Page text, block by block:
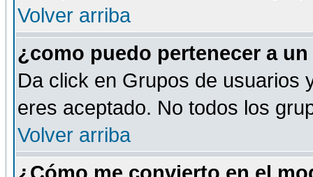
Volver arriba
¿como puedo pertenecer a
Da click en Grupos de usuarios
eres aceptado. No todos los
Volver arriba